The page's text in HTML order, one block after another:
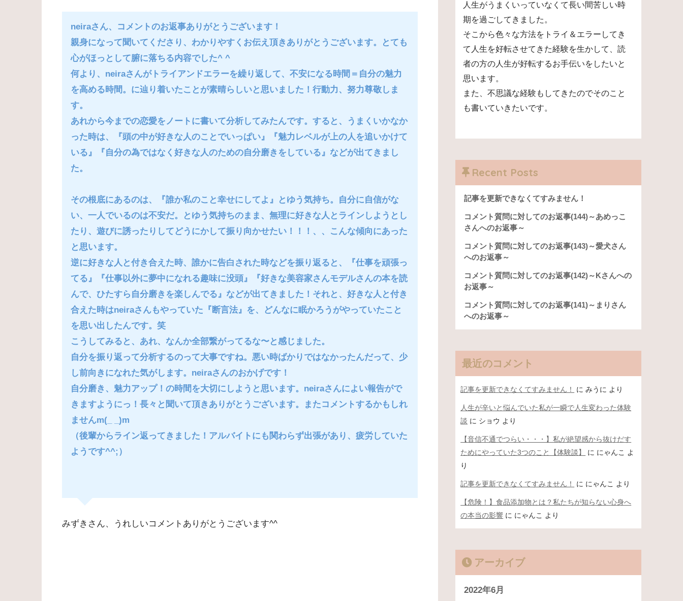
neiraさん、コメントのお返事ありがとうございます！
親身になって聞いてくださり、わかりやすくお伝え頂きありがとうございます。とても
心がほっとして腑に落ちる内容でした^ ^
何より、neiraさんがトライアンドエラーを繰り返して、不安になる時間＝自分の魅力
を高める時間。に辿り着いたことが素晴らしいと思いました！行動力、努力尊敬しま
す。
あれから今までの恋愛をノートに書いて分析してみたんです。すると、うまくいかなか
った時は、『頭の中が好きな人のことでいっぱい』『魅力レベルが上の人を追いかけて
いる』『自分の為ではなく好きな人のための自分磨きをしている』などが出てきまし
た。
その根底にあるのは、『誰か私のこと幸せにしてよ』とゆう気持ち。自分に自信がな
い、一人でいるのは不安だ。とゆう気持ちのまま、無理に好きな人とラインしようとし
たり、遊びに誘ったりしてどうにかして振り向かせたい！！！、、こんな傾向にあった
と思います。
逆に好きな人と付き合えた時、誰かに告白された時などを振り返ると、『仕事を頑張っ
てる』『仕事以外に夢中になれる趣味に没頭』『好きな美容家さんモデルさんの本を読
んで、ひたすら自分磨きを楽しんでる』などが出てきました！それと、好きな人と付き
合えた時はneiraさんもやっていた『断言法』を、どんなに眠かろうがやっていたこと
を思い出したんです。笑
こうしてみると、あれ、なんか全部繋がってるな〜と感じました。
自分を振り返って分析するのって大事ですね。悪い時ばかりではなかったんだって、少
し前向きになれた気がします。neiraさんのおかげです！
自分磨き、魅力アップ！の時間を大切にしようと思います。neiraさんによい報告がで
きますようにっ！長々と聞いて頂きありがとうございます。またコメントするかもしれ
ませんm(_ _)m
（後輩からライン返ってきました！アルバイトにも関わらず出張があり、疲労していた
ようです^^;）
みずきさん、うれしいコメントありがとうございます^^
人生がうまくいっていなくて長い間苦しい時
期を過ごしてきました。
そこから色々な方法をトライ＆エラーしてき
て人生を好転させてきた経験を生かして、読
者の方の人生が好転するお手伝いをしたいと
思います。
また、不思議な経験もしてきたのでそのこと
も書いていきたいです。
Recent Posts
記事を更新できなくてすみません！
コメント質問に対してのお返事(144)～あめっこ
さんへのお返事～
コメント質問に対してのお返事(143)～愛犬さん
へのお返事～
コメント質問に対してのお返事(142)～Kさんへの
お返事～
コメント質問に対してのお返事(141)～まりさん
へのお返事～
最近のコメント
記事を更新できなくてすみません！ にみうに より
人生が辛いと悩んでいた私が一瞬で人生変わった体験
談 に ショウ より
【音信不通でつらい・・・】私が絶望感から抜けだす
ためにやっていた3つのこと【体験談】
に にゃんこ
よ
り
記事を更新できなくてすみません！ に にゃんこ より
【危険！】食品添加物とは？私たちが知らない心身へ
の本当の影響 に にゃんこ より
アーカイブ
2022年6月